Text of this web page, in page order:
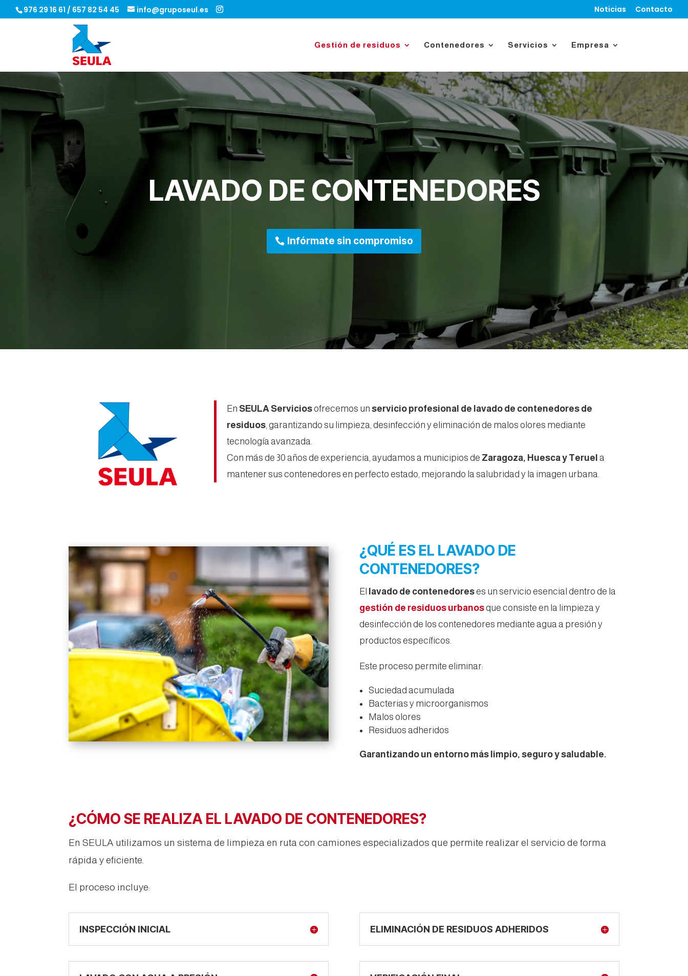
976 29 16 61 / 657 82 54 45 info@gruposeul.es Noticias Contacto
Gestión de residuos Contenedores Servicios Empresa
LAVADO DE CONTENEDORES
Infórmate sin compromiso
En SEULA Serviciosofrecemos un servicio profesional de lavado de contenedores de
residuos, garantizando su limpieza, desinfección y eliminación de malos olores mediante
tecnología avanzada.
Con más de 30 años de experiencia, ayudamos a municipios de Zaragoza, Huesca y Teruel a
mantener sus contenedores en perfecto estado, mejorando la salubridad y la imagen urbana.
¿QUÉ ES EL LAVADO DE
CONTENEDORES?
El lavado de contenedoreses un servicio esencial dentro de la
gestión de residuos urbanosque consiste en la limpieza y
desinfección de los contenedores mediante agua a presión y
productos específicos.
Este proceso permite eliminar:
Suciedad acumulada
Bacterias y microorganismos
Malos olores
Residuos adheridos
Garantizando un entorno más limpio, seguro y saludable.
¿CÓMO SE REALIZA EL LAVADO DE CONTENEDORES?
En SEULA utilizamos un sistema de limpieza en ruta con camiones especializados que permite realizar el servicio de forma
rápida y eficiente.
El proceso incluye:
INSPECCIÓN INICIAL ELIMINACIÓN DE RESIDUOS ADHERIDOS